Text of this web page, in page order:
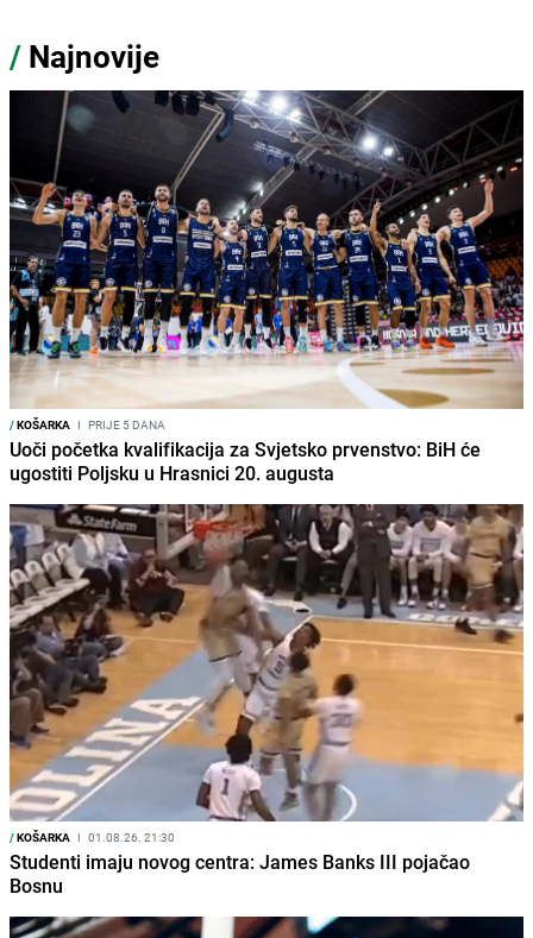
/ Najnovije
/KOŠARKA I PRIJE 5 DANA
Uoči početka kvalifikacija za Svjetsko prvenstvo: BiH će
ugostiti Poljsku u Hrasnici 20. augusta
/KOŠARKA I 01.08.26. 21:30
Studenti imaju novog centra: James Banks III pojačao
Bosnu